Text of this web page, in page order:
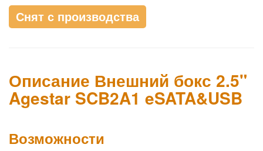
Снят с производства
Описание Внешний бокс 2.5"
Agestar SCB2A1 eSATA&USB
Возможности